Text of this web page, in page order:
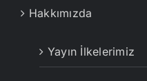
Hakkımızda
Yayın İlkelerimiz